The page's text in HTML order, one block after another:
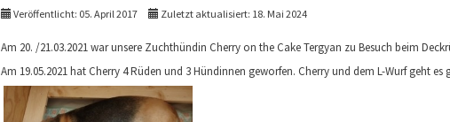
Veröffentlicht: 05. April 2017 Zuletzt aktualisiert: 18. Mai 2024
Am 20. /21.03.2021 war unsere Zuchthündin Cherry on the Cake Tergyan zu Besuch beim
Am 19.05.2021 hat Cherry 4 Rüden und 3 Hündinnen geworfen. Cherry und dem L-Wurf geht